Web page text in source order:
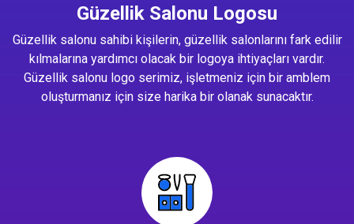
Güzellik Salonu Logosu
Güzellik salonu sahibi kişilerin, güzellik salonlarını fark edilir
kılmalarına yardımcı olacak bir logoya ihtiyaçları vardır.
Güzellik salonu logo serimiz, işletmeniz için bir amblem
oluşturmanız için size harika bir olanak sunacaktır.